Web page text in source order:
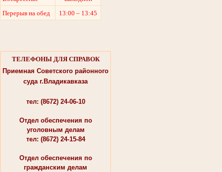
Перерыв на обед
13:00 – 13:45
ТЕЛЕФОНЫ ДЛЯ СПРАВОК
Приемная Советского районного
суда г.Владикавказа
тел: (8672) 24-06-10
Отдел обеспечения по
уголовным делам
тел: (8672) 24-15-84
Отдел обеспечения по
гражданским делам